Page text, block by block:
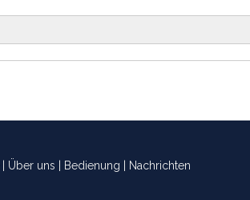
Über uns Bedienung Nachrichten